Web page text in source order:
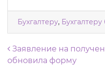
Бухгалтеру,
Навигация
Заявление на
обновила форму